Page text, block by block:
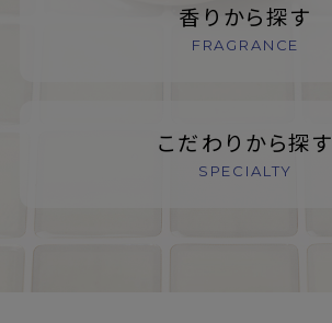
香りから探す
FRAGRANCE
こだわりから探す
SPECIALTY